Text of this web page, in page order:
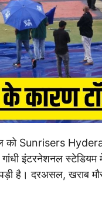
को Sunrisers
गांधी इंटरनेशनल
है। दरअसल, खराब